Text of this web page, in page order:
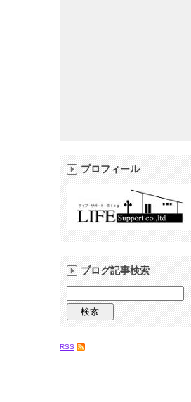
プロフィール
ブログ記事検索
RSS